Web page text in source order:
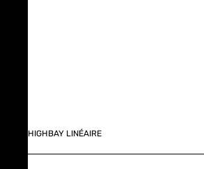
HIGHBAY LINÉAIRE